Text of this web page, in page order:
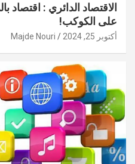
الاقتصاد الدائري : اقتصاد
على الكوكب!
أكتوبر 25, 2024 Majde Nouri